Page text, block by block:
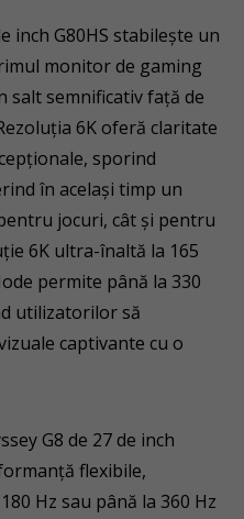
inch G80HS stabilește un
monitor de gaming
salt semnificativ față de
6K oferă claritate
sporind
în același timp un
jocuri, cât și pentru
6K ultra-înaltă la 165
permite până la 330
utilizatorilor să
captivante cu o
G8 de 27 de inch
flexibile,
Hz sau până la 360 Hz